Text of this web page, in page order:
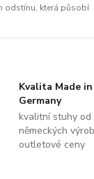
odstínu, která působí
Kvalita Made in
Germany
kvalitní stuhy od
německých
outletové ceny